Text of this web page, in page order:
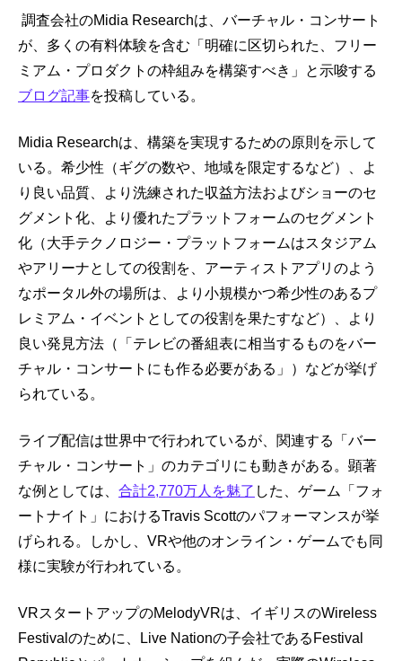
調査会社のMidia Researchは、バーチャル・コンサート
が、多くの有料体験を含む「明確に区切られた、フリー
ミアム・プロダクトの枠組みを構築すべき」と示唆する
ブログ記事を投稿している。
Midia Researchは、構築を実現するための原則を示して
いる。希少性（ギグの数や、地域を限定するなど）、よ
り良い品質、より洗練された収益方法およびショーのセ
グメント化、より優れたプラットフォームのセグメント
化（大手テクノロジー・プラットフォームはスタジアム
やアリーナとしての役割を、アーティストアプリのよう
なポータル外の場所は、より小規模かつ希少性のあるプ
レミアム・イベントとしての役割を果たすなど）、より
良い発見方法（「テレビの番組表に相当するものをバー
チャル・コンサートにも作る必要がある」）などが挙げ
られている。
ライブ配信は世界中で行われているが、関連する「バー
チャル・コンサート」のカテゴリにも動きがある。顕著
な例としては、 合計2,770万人を魅了 した、ゲーム「フォ
ートナイト」におけるTravis Scottのパフォーマンスが挙
げられる。しかし、VRや他のオンライン・ゲームでも同
様に実験が行われている。
VRスタートアップのMelodyVRは、イギリスのWireless
Festivalのために、Live Nationの子会社であるFestival